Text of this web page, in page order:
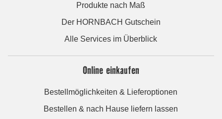
Produkte nach Maß
Der HORNBACH Gutschein
Alle Services im Überblick
Online einkaufen
Bestellmöglichkeiten & Lieferoptionen
Bestellen & nach Hause liefern lassen